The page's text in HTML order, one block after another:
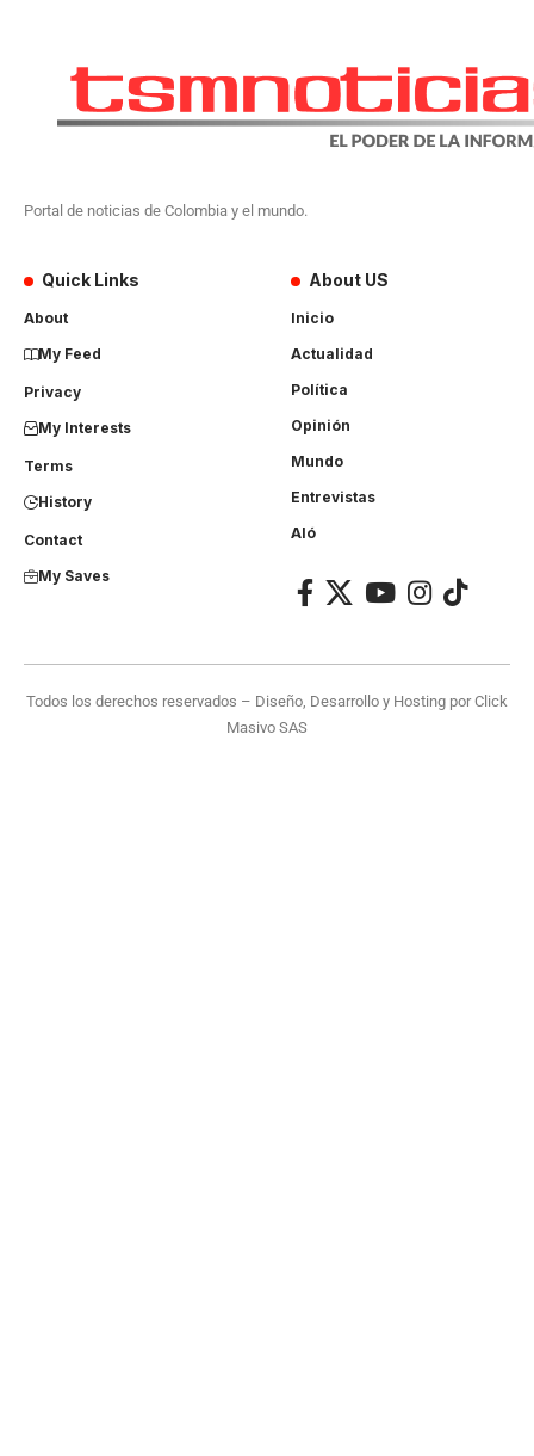
Portal de noticias de Colombia y el mundo.
Quick Links
About
My Feed
Privacy
My Interests
Terms
History
Contact
My Saves
About US
Inicio
Actualidad
Política
Opinión
Mundo
Entrevistas
Aló
Todos los derechos reservados – Diseño, Desarrollo y Hosting porClick
Masivo SAS